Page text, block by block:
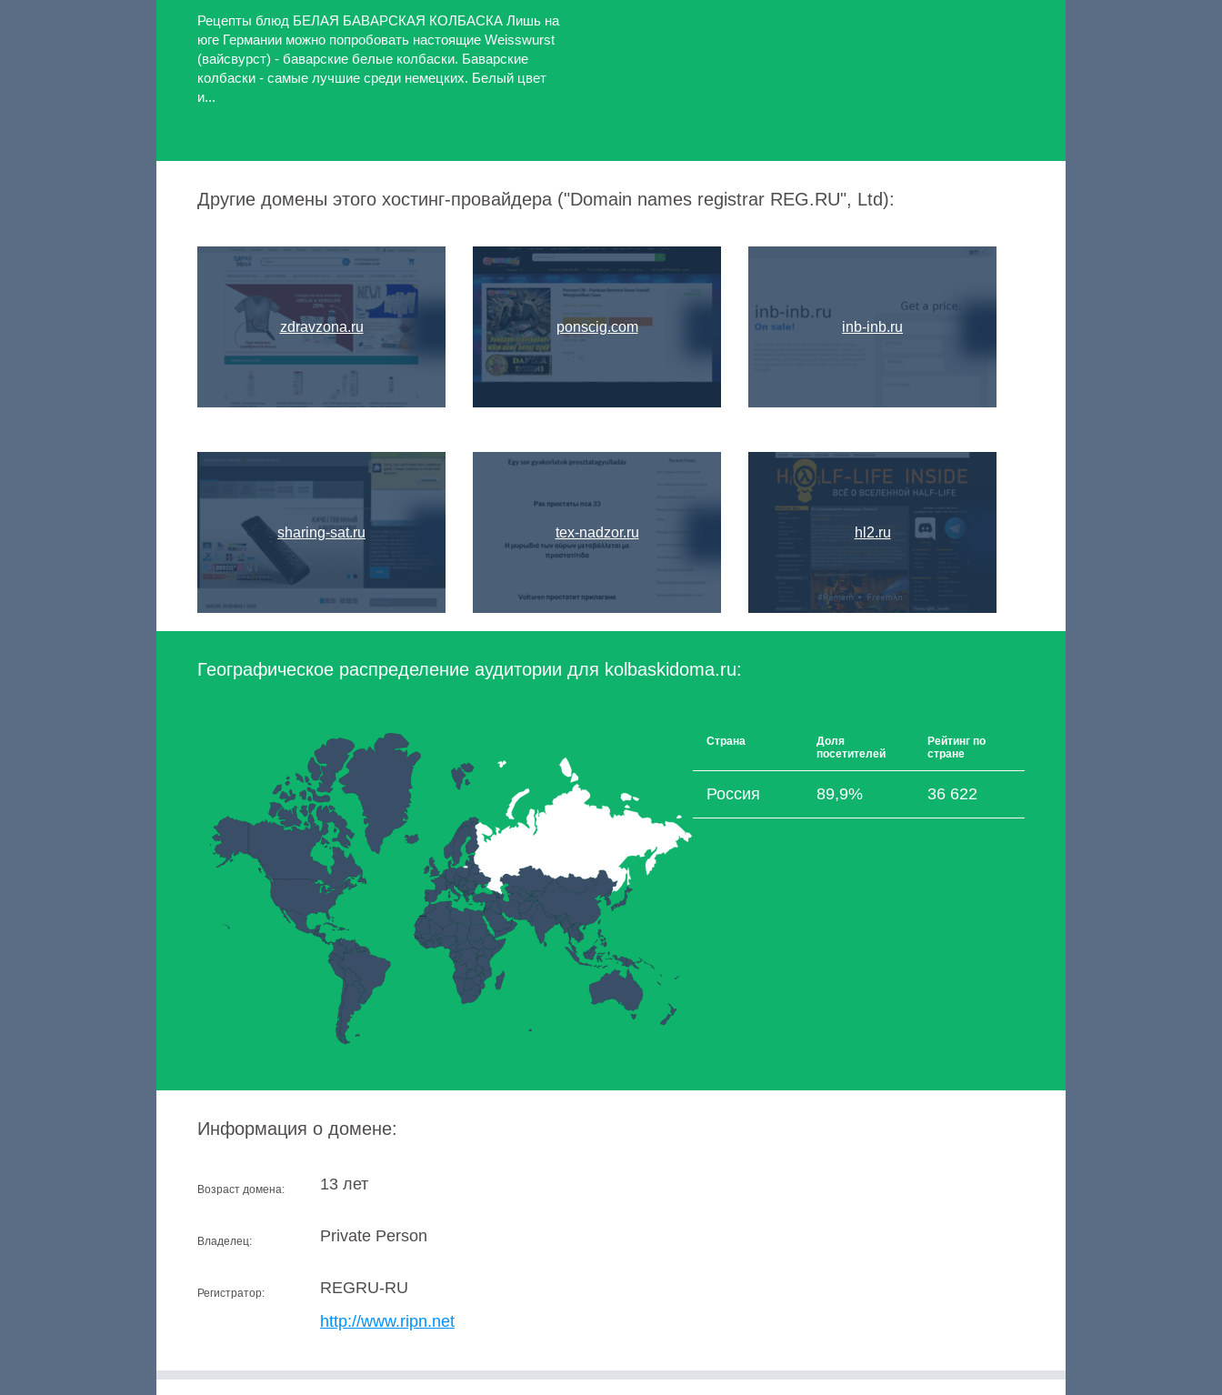
Рецепты блюд БЕЛАЯ БАВАРСКАЯ КОЛБАСКА Лишь на
юге Германии можно попробовать настоящие Weisswurst
(вайсвурст) - баварские белые колбаски. Баварские
колбаски - самые лучшие среди немецких. Белый цвет
и...
Другие домены этого хостинг-провайдера ("Domain names registrar REG.RU", Ltd):
zdravzona.ru
sharing-sat.ru
ponscig.com
tex-nadzor.ru
inb-inb.ru
hl2.ru
Географическое распределение аудитории для kolbaskidoma.ru:
Страна
Доля
посетителей
Рейтинг по
стране
Россия 89,9% 36 622
Информация о домене:
Возраст домена: 13 лет
Владелец: Private Person
Регистратор:
REGRU-RU
http://www.ripn.net